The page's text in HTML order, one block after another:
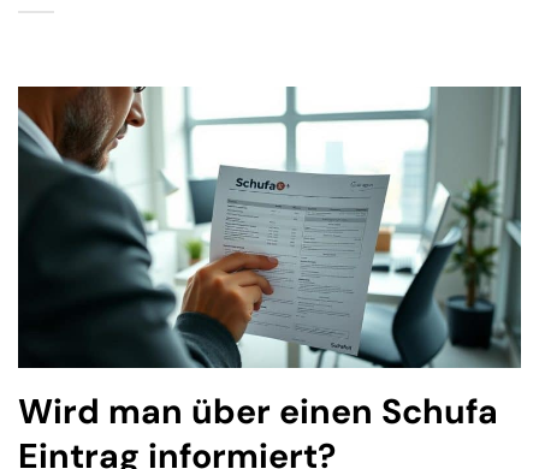
Wird man über einen Schufa
Eintrag informiert?